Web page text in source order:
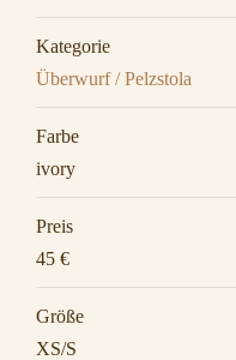
Kategorie
Überwurf / Pelzstola
Farbe
ivory
Preis
45 €
Größe
XS/S